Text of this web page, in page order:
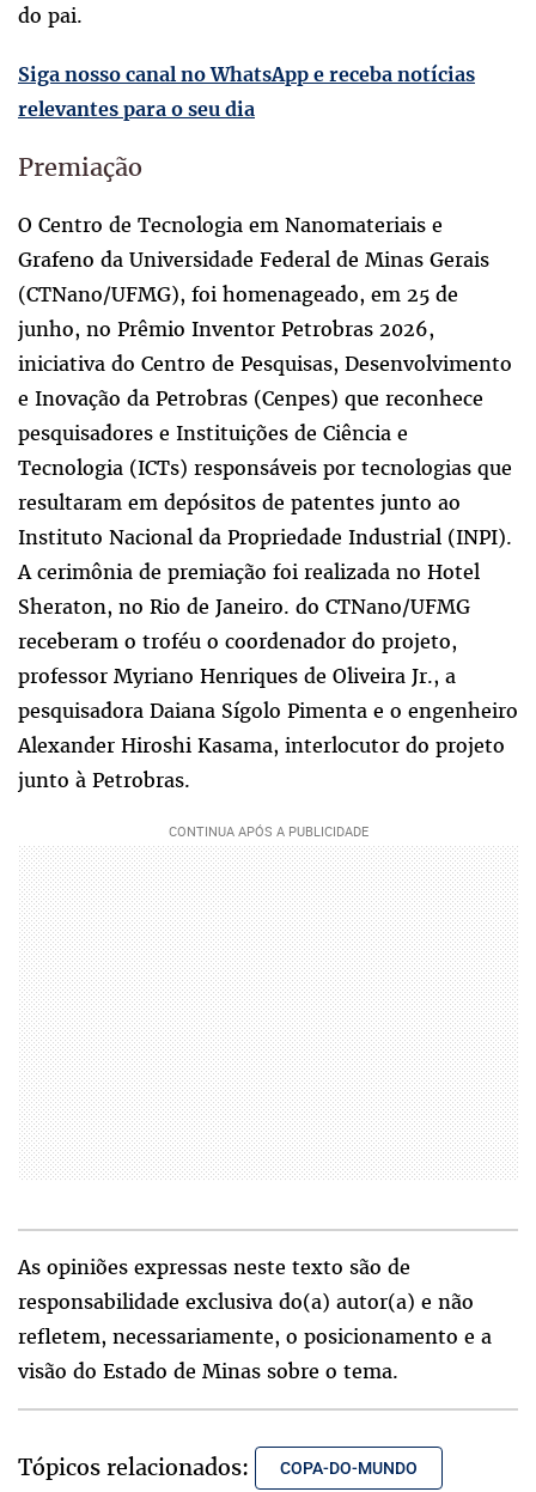
do pai.
Siga nosso canal no WhatsApp e receba notícias
relevantes para o seu dia
Premiação
O Centro de Tecnologia em Nanomateriais e
Grafeno da Universidade Federal de Minas Gerais
(CTNano/UFMG), foi homenageado, em 25 de
junho, no Prêmio Inventor Petrobras 2026,
iniciativa do Centro de Pesquisas, Desenvolvimento
e Inovação da Petrobras (Cenpes) que reconhece
pesquisadores e Instituições de Ciência e
Tecnologia (ICTs) responsáveis por tecnologias que
resultaram em depósitos de patentes junto ao
Instituto Nacional da Propriedade Industrial (INPI).
A cerimônia de premiação foi realizada no Hotel
Sheraton, no Rio de Janeiro. do CTNano/UFMG
receberam o troféu o coordenador do projeto,
professor Myriano Henriques de Oliveira Jr., a
pesquisadora Daiana Sígolo Pimenta e o engenheiro
Alexander Hiroshi Kasama, interlocutor do projeto
junto à Petrobras.
As opiniões expressas neste texto são de
responsabilidade exclusiva do(a) autor(a) e não
refletem, necessariamente, o posicionamento e a
visão do Estado de Minas sobre o tema.
Tópicos relacionados: COPA-DO-MUNDO